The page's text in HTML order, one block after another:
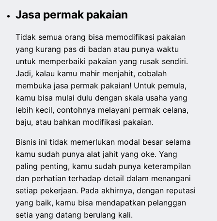
Jasa permak pakaian
Tidak semua orang bisa memodifikasi pakaian
yang kurang pas di badan atau punya waktu
untuk memperbaiki pakaian yang rusak sendiri.
Jadi, kalau kamu mahir menjahit, cobalah
membuka jasa permak pakaian! Untuk pemula,
kamu bisa mulai dulu dengan skala usaha yang
lebih kecil, contohnya melayani permak celana,
baju, atau bahkan modifikasi pakaian.
Bisnis ini tidak memerlukan modal besar selama
kamu sudah punya alat jahit yang oke. Yang
paling penting, kamu sudah punya keterampilan
dan perhatian terhadap detail dalam menangani
setiap pekerjaan. Pada akhirnya, dengan reputasi
yang baik, kamu bisa mendapatkan pelanggan
setia yang datang berulang kali.